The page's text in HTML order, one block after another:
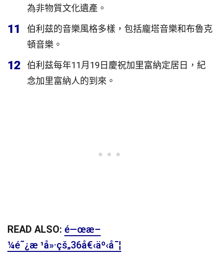
為非物質文化遺產。
11
伯利兹的音樂風格多樣，包括龐塔音樂和布魯克
頓音樂。
12
伯利兹每年11月19日慶祝加里富納定居日，紀
念加里富納人的到來。
READ ALSO: é—œæ–
¼é˜¿æ ¹å»·çš„36å€‹äº‹å¯¦